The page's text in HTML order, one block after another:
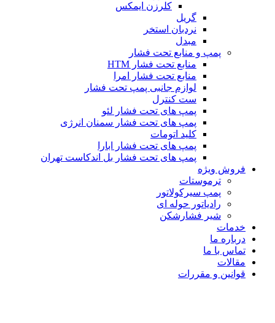
کلرزن ایمکس
گریل
نردبان استخر
مبدل
پمپ و منابع تحت فشار
منابع تحت فشار HTM‎
منابع تحت فشار امرا
لوازم جانبی پمپ تحت فشار
ست کنترل
پمپ های تحت فشار لئو
پمپ های تحت فشار سمنان انرژی
کلید اتومات
پمپ های تحت فشار ابارا
پمپ های تحت فشار بل اندکاست تهران
فروش ویژه
ترموستات
پمپ سیرکولاتور
رادیاتور حوله ای
شیر فشارشکن
خدمات
درباره ما
تماس با ما
مقالات
قوانین و مقررات